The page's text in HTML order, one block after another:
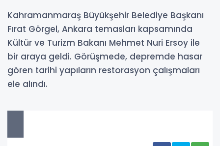
Kahramanmaraş Büyükşehir Belediye Başkanı
Fırat Görgel, Ankara temasları kapsamında
Kültür ve Turizm Bakanı Mehmet Nuri Ersoy ile
bir araya geldi. Görüşmede, depremde hasar
gören tarihi yapıların restorasyon çalışmaları
ele alındı.